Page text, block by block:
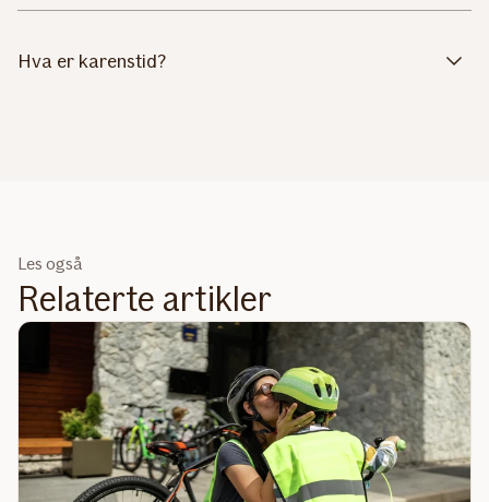
Hva er karenstid?
Les også
Relaterte artikler